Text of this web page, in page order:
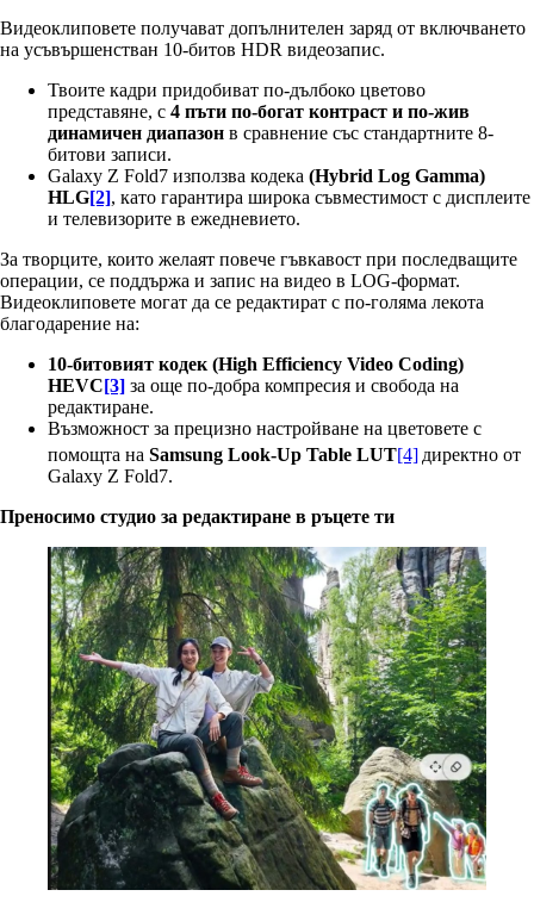
Видеоклиповете получават допълнителен заряд от включването
на усъвършенстван 10-битов HDR видеозапис.
Твоите кадри придобиват по-дълбоко цветово
представяне, с 4 пъти по-богат контраст и по-жив
динамичен диапазон в сравнение със стандартните 8-
битови записи.
Galaxy Z Fold7 използва кодека (Hybrid Log Gamma)
HLG[2], като гарантира широка съвместимост с дисплеите
и телевизорите в ежедневието.
За творците, които желаят повече гъвкавост при последващите
операции, се поддържа и запис на видео в LOG-формат.
Видеоклиповете могат да се редактират с по-голяма лекота
благодарение на:
10-битовият кодек (High Efficiency Video Coding)
HEVC[3] за още по-добра компресия и свобода на
редактиране.
Възможност за прецизно настройване на цветовете с
помощта на Samsung Look-Up Table LUT[4]директно от
Galaxy Z Fold7.
Преносимо студио за редактиране в ръцете ти